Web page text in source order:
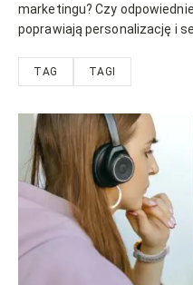
marketingu? Czy
poprawiają personalizację i
TAG TAGI